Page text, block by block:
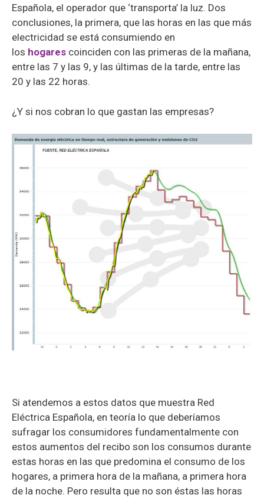
Española, el operador que ‘transporta’ la luz. Dos
conclusiones, la primera, que las horas en las que más
electricidad se está consumiendo en
los hogares coinciden con las primeras de la mañana,
entre las 7 y las 9, y las últimas de la tarde, entre las
20 y las 22 horas.
¿Y si nos cobran lo que gastan las empresas?
Si atendemos a estos datos que muestra Red
Eléctrica Española, en teoría lo que deberíamos
sufragar los consumidores fundamentalmente con
estos aumentos del recibo son los consumos durante
estas horas en las que predomina el consumo de los
hogares, a primera hora de la mañana, a primera hora
de la noche. Pero resulta que no son éstas las horas